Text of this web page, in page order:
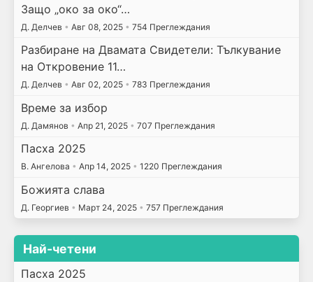
Защо „око за око“…
Д. Делчев • Авг 08, 2025 • 754 Преглеждания
Разбиране на Двамата Свидетели: Тълкувание
на Откровение 11…
Д. Делчев • Авг 02, 2025 • 783 Преглеждания
Време за избор
Д. Дамянов • Апр 21, 2025 • 707 Преглеждания
Пасха 2025
В. Ангелова • Апр 14, 2025 • 1220 Преглеждания
Божията слава
Д. Георгиев • Март 24, 2025 • 757 Преглеждания
Най-четени
Пасха 2025